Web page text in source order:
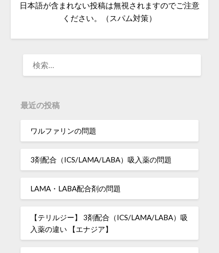
日本語が含まれない投稿は無視されますのでご注意
ください。（スパム対策）
最近の投稿
ワルファリンの問題
3剤配合（ICS/LAMA/LABA）吸入薬の問題
LAMA・LABA配合剤の問題
【テリルジー】 3剤配合（ICS/LAMA/LABA）吸
入薬の違い 【エナジア】